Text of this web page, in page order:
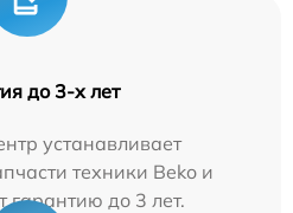
до 3-х лет
устанавливает
техники Beko и
гарантию до 3 лет.